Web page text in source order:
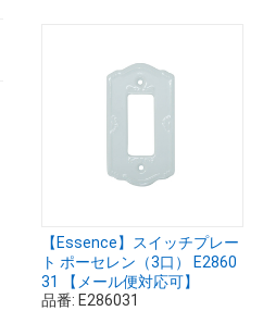
【Essence】スイッチプレー
ト ポーセレン（3口） E2860
31 【メール便対応可】
品番: E286031